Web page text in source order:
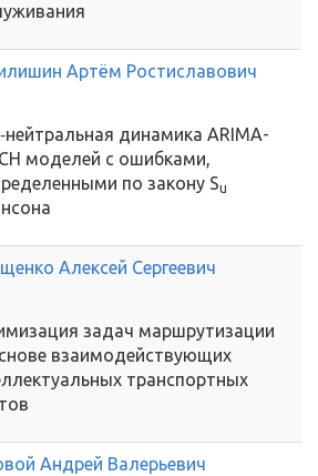
Артём Ростиславович
динамика ARIMA-
моделей с ошибками,
по закону Su
Алексей Сергеевич
задач маршрутизации
взаимодействующих
транспортных
Андрей Валерьевич